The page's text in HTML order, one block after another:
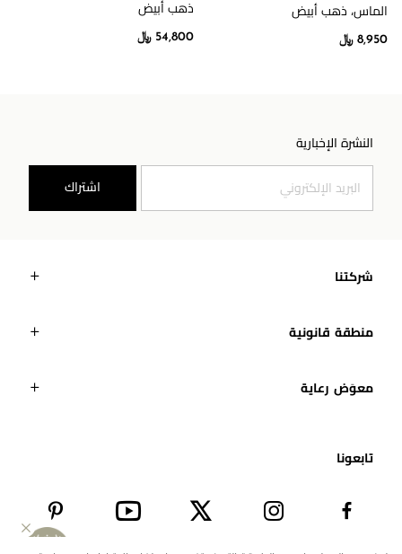
الماس، ذهب أبيض
8,950 ﷼
ذهب أبيض
54,800 ﷼
النشرة الإخبارية
اشتراك
شركتنا
منطقة قانونية
معوَض رعاية
تابعونا​